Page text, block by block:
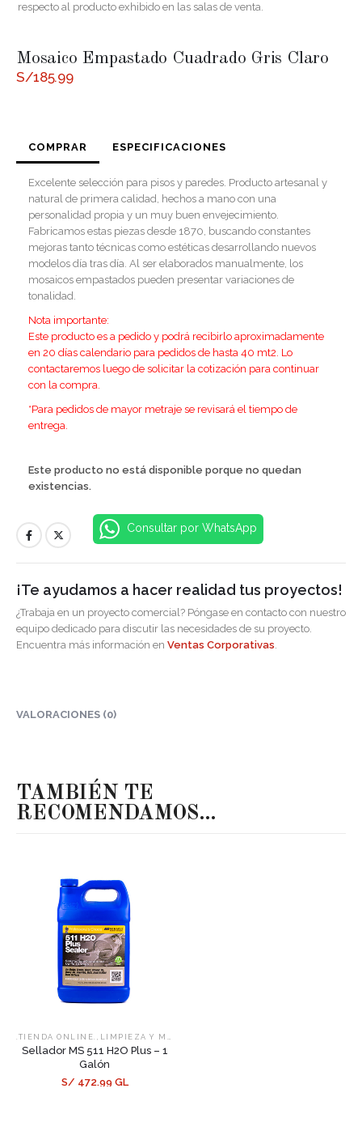
respecto al producto exhibido en las salas de venta.
Mosaico Empastado Cuadrado Gris Claro
S/185.99
COMPRAR ESPECIFICACIONES
Excelente selección para pisos y paredes. Producto artesanal y
natural de primera calidad, hechos a mano con una
personalidad propia y un muy buen envejecimiento.
Fabricamos estas piezas desde 1870, buscando constantes
mejoras tanto técnicas como estéticas desarrollando nuevos
modelos día tras día. Al ser elaborados manualmente, los
mosaicos empastados pueden presentar variaciones de
tonalidad.
Nota importante:
Este producto es a pedido y podrá recibirlo aproximadamente
en 20 días calendario para pedidos de hasta 40 mt2. Lo
contactaremos luego de solicitar la cotización para continuar
con la compra.
*Para pedidos de mayor metraje se revisará el tiempo de
entrega.
Este producto no está disponible porque no quedan
existencias.
Consultar por WhatsApp
¡Te ayudamos a hacer realidad tus proyectos!
¿Trabaja en un proyecto comercial? Póngase en contacto con nuestro
equipo dedicado para discutir las necesidades de su proyecto.
Encuentra más información en Ventas Corporativas.
VALORACIONES (0)
TAMBIÉN TE
RECOMENDAMOS…
.TIENDA ONLINE. LIMPIEZA Y MANTENIMIENTO
Sellador MS 511 H2O Plus – 1
Galón
S/ 472.99 GL